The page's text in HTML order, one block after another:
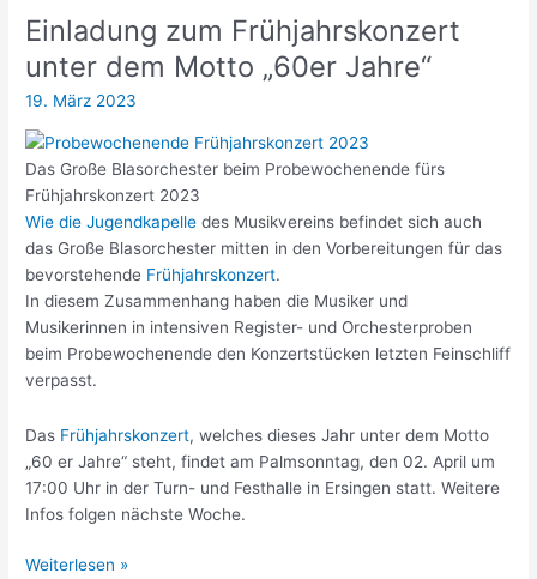
zum
Probewochenende
Einladung zum Frühjahrskonzert
unter dem Motto „60er Jahre“
19. März 2023
Das Große Blasorchester beim Probewochenende fürs
Frühjahrskonzert 2023
Wie die Jugendkapelle des Musikvereins befindet sich auch
das Große Blasorchester mitten in den Vorbereitungen für das
bevorstehende Frühjahrskonzert.
In diesem Zusammenhang haben die Musiker und
Musikerinnen in intensiven Register- und Orchesterproben
beim Probewochenende den Konzertstücken letzten Feinschliff
verpasst.
Das Frühjahrskonzert, welches dieses Jahr unter dem Motto
„60 er Jahre“ steht, findet am Palmsonntag, den 02. April um
17:00 Uhr in der Turn- und Festhalle in Ersingen statt. Weitere
Infos folgen nächste Woche.
Einladung
Weiterlesen »